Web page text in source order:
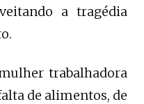
a tragédia
trabalhadora
de alimentos, de